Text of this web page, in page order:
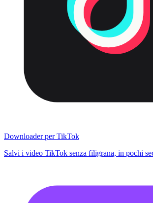
Downloader per TikTok
Salvi i video TikTok senza filigrana, in pochi